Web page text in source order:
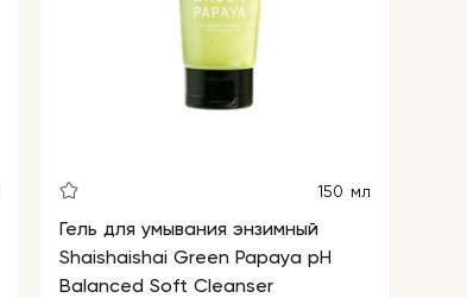
150 мл
Гель для умывания энзимный
Shaishaishai Green Papaya pH
Balanced Soft Cleanser